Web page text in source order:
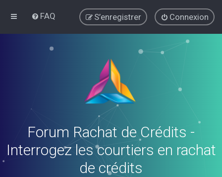
FAQ Connexion
S’enregistrer
Forum Rachat de Crédits -
Interrogez les courtiers en rachat
de crédits